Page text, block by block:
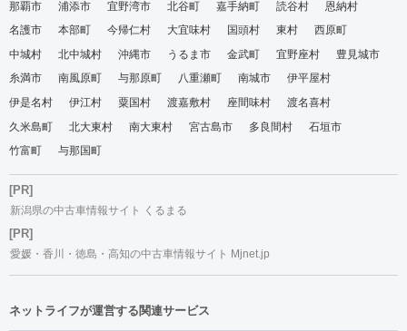
那覇市 浦添市 宜野湾市 北谷町 嘉手納町 読谷村
恩納村
名護市
本部町 今帰仁村 大宜味村 国頭村 東村
西原町
中城村
北中城村 沖縄市 うるま市 金武町 宜野座村
豊見城市
糸満市
南風原町 与那原町 八重瀬町 南城市
伊平屋村
伊是名村
伊江村 粟国村 渡嘉敷村 座間味村
渡名喜村
久米島町
北大東村 南大東村 宮古島市 多良間村
石垣市
竹富町
与那国町
[PR]
新潟県の中古車情報サイト くるまる
[PR]
愛媛・香川・徳島・高知の中古車情報サイト Mjnet.jp
ネットライフが運営する関連サービス